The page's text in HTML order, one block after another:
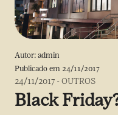
Autor: admin
Publicado em 24/11/2017
24/11/2017 -OUTROS
Black